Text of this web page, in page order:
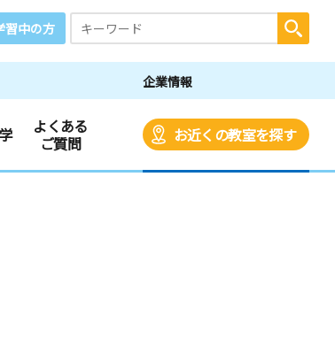
習中の方
企業情報
よくある
ご質問
お近くの教室を探す